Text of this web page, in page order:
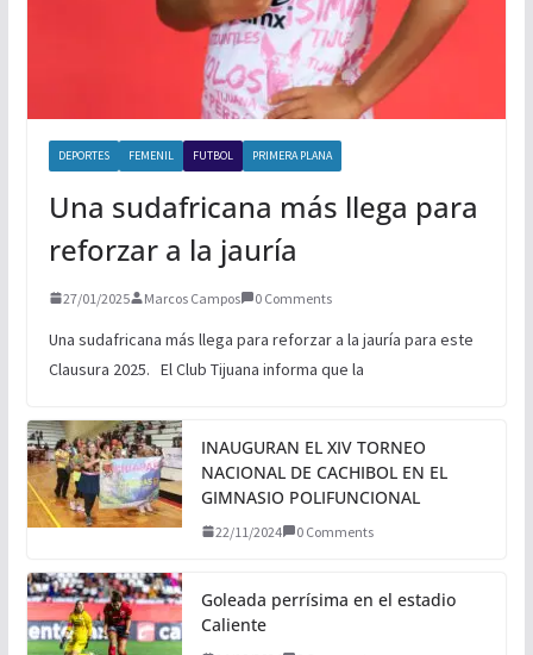
DEPORTES FEMENIL FUTBOL PRIMERA PLANA
Una sudafricana más llega para
reforzar a la jauría
27/01/2025 Marcos Campos 0 Comments
Una sudafricana más llega para reforzar a la jauría para este
Clausura 2025. El Club Tijuana informa que la
INAUGURAN EL XIV TORNEO
NACIONAL DE CACHIBOL EN EL
GIMNASIO POLIFUNCIONAL
22/11/2024 0 Comments
Goleada perrísima en el estadio
Caliente